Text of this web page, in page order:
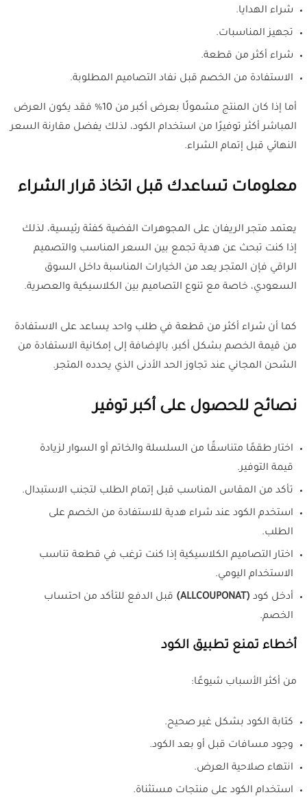
شراء الهدايا.
تجهيز المناسبات.
شراء أكثر من قطعة.
الاستفادة من الخصم قبل نفاد التصاميم المطلوبة.
أما إذا كان المنتج مشمولًا بعرض أكبر من 10% فقد يكون العرض
المباشر أكثر توفيرًا من استخدام الكود، لذلك يفضل مقارنة السعر
النهائي قبل إتمام الشراء.
معلومات تساعدك قبل اتخاذ قرار الشراء
يعتمد متجر الريفان على المجوهرات الفضية كفئة رئيسية، لذلك
إذا كنت تبحث عن هدية تجمع بين السعر المناسب والتصميم
الراقي فإن المتجر يعد من الخيارات المناسبة داخل السوق
السعودي، خاصة مع تنوع التصاميم بين الكلاسيكية والعصرية.
كما أن شراء أكثر من قطعة في طلب واحد يساعد على الاستفادة
من قيمة الخصم بشكل أكبر، بالإضافة إلى إمكانية الاستفادة من
الشحن المجاني عند تجاوز الحد الأدنى الذي يحدده المتجر.
نصائح للحصول على أكبر توفير
اختار طقمًا متناسقًا من السلسلة والخاتم أو السوار لزيادة
قيمة التوفير.
تأكد من المقاس المناسب قبل إتمام الطلب لتجنب الاستبدال.
استخدم الكود عند شراء هدية للاستفادة من الخصم على
الطلب.
اختار التصاميم الكلاسيكية إذا كنت ترغب في قطعة تناسب
الاستخدام اليومي.
أدخل كود (ALLCOUPONAT)
قبل الدفع للتأكد من احتساب
الخصم.
أخطاء تمنع تطبيق الكود
من أكثر الأسباب شيوعًا:
كتابة الكود بشكل غير صحيح.
وجود مسافات قبل أو بعد الكود.
انتهاء صلاحية العرض.
استخدام الكود على منتجات مستثناة.